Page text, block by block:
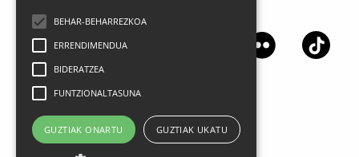
BEHAR-BEHARREZKOA
ERRENDIMENDUA
BIDERATZEA
FUNTZIONALTASUNA
GUZTIAK ONARTU GUZTIAK UKATU